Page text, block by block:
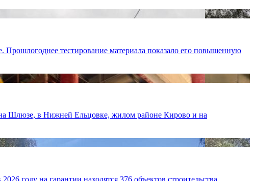
Прошлогоднее тестирование материала показало его повышенную
Шлюзе, в Нижней Ельцовке, жилом районе Кирово и на
году на гарантии находятся 376 объектов строительства,